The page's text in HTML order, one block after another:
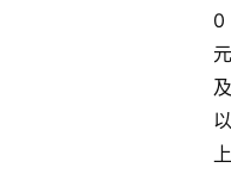
0
元
及
以
上